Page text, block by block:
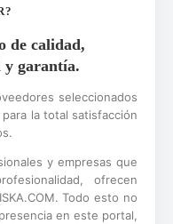
de calidad,
y garantía.
seleccionados
la total satisfacción
y empresas que
ofrecen
Todo esto no
en este portal,